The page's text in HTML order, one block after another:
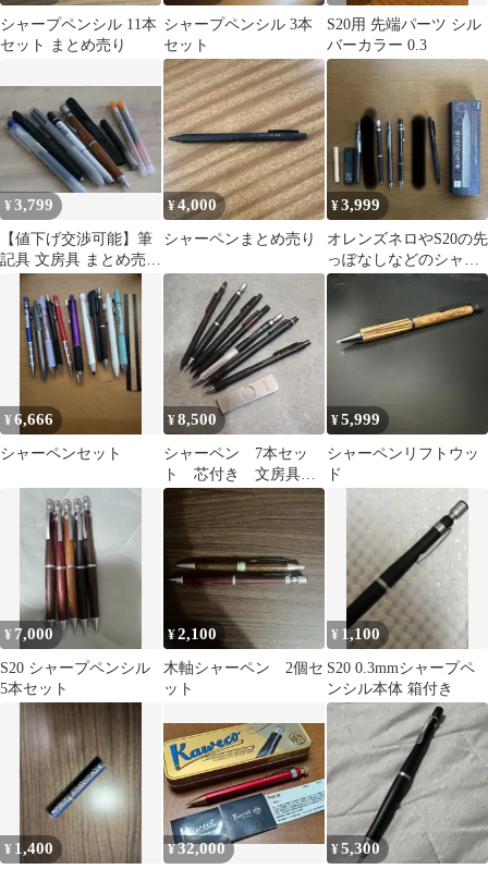
シャープペンシル 11本
セット まとめ売り
シャープペンシル 3本
セット
S20用 先端パーツ シル
バーカラー 0.3
¥3,799
【値下げ交渉可能】筆
記具 文房具 まとめ売り
シャーペン ボールペン
¥4,000
シャーペンまとめ売り
¥3,999
オレンズネロやS20の先
っぽなしなどのシャー
ペンやシャー芯まとめ
¥6,666
シャーペンセット
¥8,500
シャーペン 7本セッ
ト 芯付き 文房具ま
とめ売り
¥5,999
シャーペンリフトウッ
ド
¥ 7,000
S20 シャープペンシル
5本セット
¥2,100
木軸シャーペン 2個セ
ット
¥ 1,100
S20 0.3mmシャープペ
ンシル本体 箱付き
¥ 1,400 ¥32,000 ¥5,300